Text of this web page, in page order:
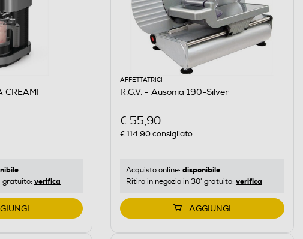
CREAMI
gratuito: verifica
AFFETTATRICI
R.G.V. - Ausonia 190-Silver
€ 55,90
€ 114,90consigliato
Acquisto online: disponibile
Ritiro in negozio in 30' gratuito: verifica
AGGIUNGI